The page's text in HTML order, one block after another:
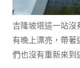
吉隆坡塔這一站沒
有晚上漂亮，帶
們也沒有重新來到